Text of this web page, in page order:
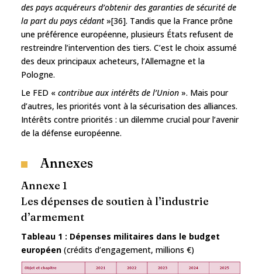
des pays acquéreurs d’obtenir des garanties de sécurité de
la part du pays cédant»[36]. Tandis que la France prône
une préférence européenne, plusieurs États refusent de
restreindre l’intervention des tiers. C’est le choix assumé
des deux principaux acheteurs, l’Allemagne et la
Pologne.
Le FED « contribue aux intérêts de l’Union ». Mais pour
d’autres, les priorités vont à la sécurisation des alliances.
Intérêts contre priorités : un dilemme crucial pour l’avenir
de la défense européenne.
Annexes
Annexe 1
Les dépenses de soutien à l’industrie
d’armement
Tableau 1 : Dépenses militaires dans le budget
européen (crédits d’engagement, millions €)